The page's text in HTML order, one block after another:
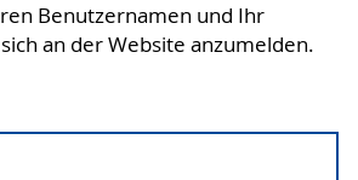
Benutzernamen und Ihr
an der Website anzumelden.